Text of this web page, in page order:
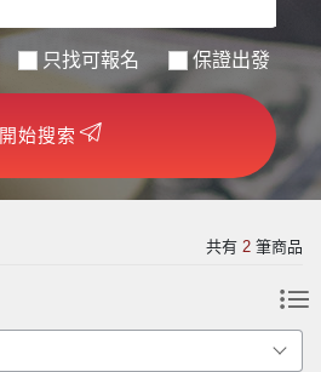
只找可報名 保證出發
開始搜索
共有 2 筆商品